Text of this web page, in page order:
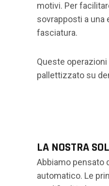
motivi. Per
sovrapposti a una
fasciatura.
Queste
pallettizzato su
LA NOSTRA
Abbiamo pensato
automatico. Le